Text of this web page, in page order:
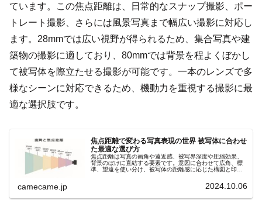
ています。この焦点距離は、日常的なスナップ撮影、ポー
トレート撮影、さらには風景写真まで幅広い撮影に対応し
ます。28mmでは広い視野が得られるため、集合写真や建
築物の撮影に適しており、80mmでは背景を程よくぼかし
て被写体を際立たせる撮影が可能です。一本のレンズで多
様なシーンに対応できるため、機動力を重視する撮影に最
適な選択肢です。
焦点距離で変わる写真表現の世界 被写体に合わせ
た最適な選び方
焦点距離は写真の画角や遠近感、被写界深度や圧縮効果、
背景のぼけに直結する要素です。意図に合わせて広角、標
準、望遠を使い分け、被写体の距離感に応じた構図と印象
camecame.jp 2024.10.06